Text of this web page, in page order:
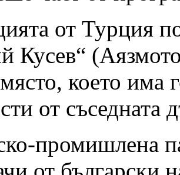
от Турция
Кусев“
което има
от съседната
промишлена